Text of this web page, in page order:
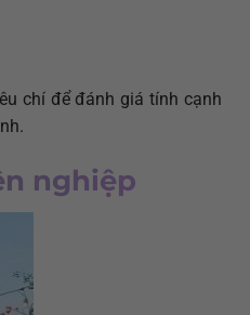
chí để đánh giá tính cạnh
nghiệp